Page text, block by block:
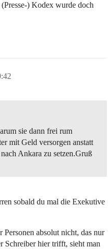
) Kodex wurde doch
sie dann frei rum
mit Geld versorgen anstatt
Ankara zu setzen.Gruß
sobald du mal die Exekutive
Personen absolut nicht, das nur
Schreiber hier trifft, sieht man